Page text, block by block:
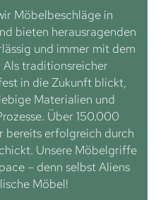
Möbelbeschläge in
bieten herausragenden
und immer mit dem
Als traditionsreicher
in die Zukunft blickt,
Materialien und
Über 150.000
bereits erfolgreich durch
Unsere Möbelgriffe
– denn selbst Aliens
Möbel!